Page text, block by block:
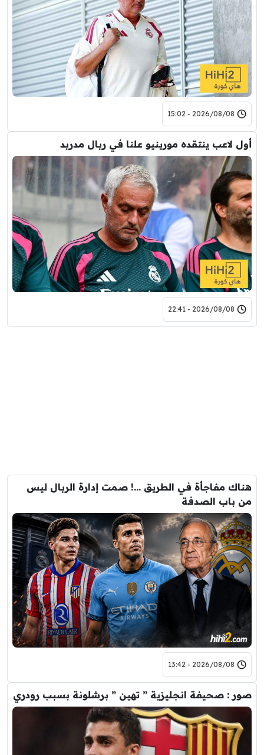
2026/08/08 - 15:02
أول لاعب ينتقده مورينيو علنا في ريال مدريد
2026/08/08 - 22:41
هناك مفاجأة في الطريق …! صمت إدارة الريال ليس
من باب الصدفة
2026/08/08 - 13:42
صور : صحيفة انجليزية ” تهين ” برشلونة بسبب رودري